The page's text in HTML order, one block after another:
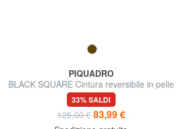
PIQUADRO
BLACK SQUARE Cintura reversibile in pelle
33% SALDI
125,00 € 83,99 €